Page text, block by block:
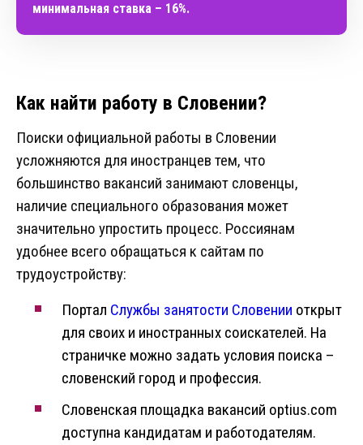
минимальная ставка – 16%.
Как найти работу в Словении?
Поиски официальной работы в Словении
усложняются для иностранцев тем, что
большинство вакансий занимают словенцы,
наличие специального образования может
значительно упростить процесс. Россиянам
удобнее всего обращаться к сайтам по
трудоустройству:
Портал Службы занятости Словении открыт
для своих и иностранных соискателей. На
страничке можно задать условия поиска –
словенский город и профессия.
Словенская площадка вакансий optius.com
доступна кандидатам и работодателям.